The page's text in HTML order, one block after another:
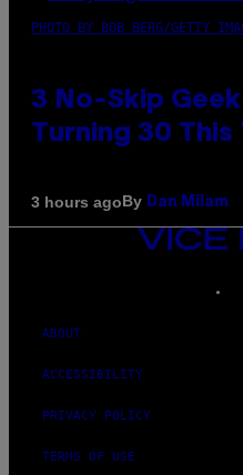
PHOTO BY BOB BERG/GETTY
3 No-Skip
Turning 30 This
3 hours agoBy Dan Milam
VICE
ABOUT
ACCESSIBILITY
PRIVACY POLICY
TERMS OF USE